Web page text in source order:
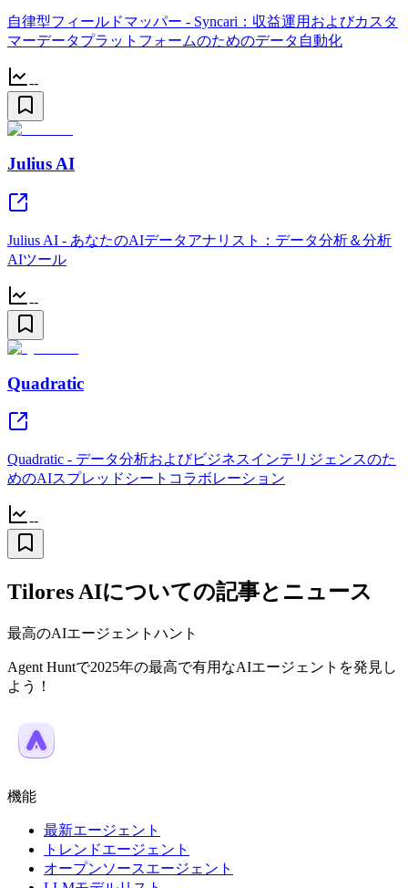
自律型フィールドマッパー - Syncari：収益運用およびカスタ
マーデータプラットフォームのためのデータ自動化
--
Julius AI
Julius AI - あなたのAIデータアナリスト：データ分析＆分析
AIツール
--
Quadratic
Quadratic - データ分析およびビジネスインテリジェンスのた
めのAIスプレッドシートコラボレーション
--
Tilores AIについての記事とニュース
最高のAIエージェントハント
Agent Huntで2025年の最高で有用なAIエージェントを発見し
よう！
機能
最新エージェント
トレンドエージェント
オープンソースエージェント